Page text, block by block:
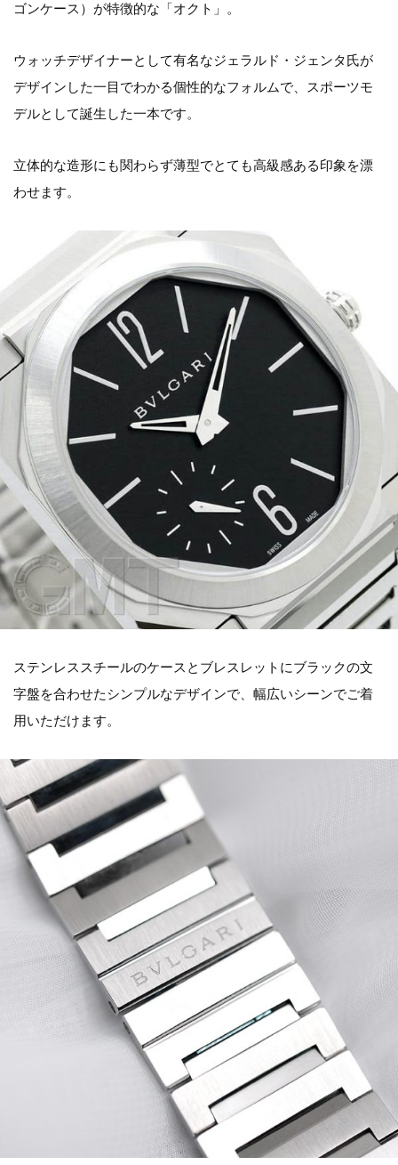
ゴンケース）が特徴的な「オクト」。
ウォッチデザイナーとして有名なジェラルド・ジェンタ氏が
デザインした一目でわかる個性的なフォルムで、スポーツモ
デルとして誕生した一本です。
立体的な造形にも関わらず薄型でとても高級感ある印象を漂
わせます。
ステンレススチールのケースとブレスレットにブラックの文
字盤を合わせたシンプルなデザインで、幅広いシーンでご着
用いただけます。